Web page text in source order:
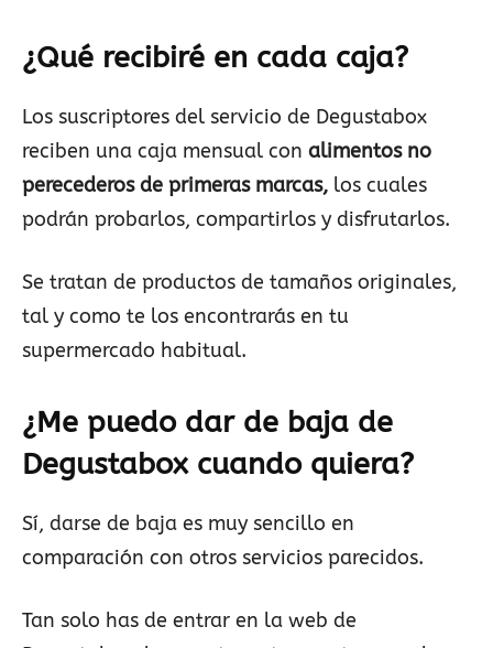
¿Qué recibiré en cada caja?
Los suscriptores del servicio de Degustabox
reciben una caja mensual con alimentos no
perecederos de primeras marcas, los cuales
podrán probarlos, compartirlos y disfrutarlos.
Se tratan de productos de tamaños originales,
tal y como te los encontrarás en tu
supermercado habitual.
¿Me puedo dar de baja de
Degustabox cuando quiera?
Sí, darse de baja es muy sencillo en
comparación con otros servicios parecidos.
Tan solo has de entrar en la web de